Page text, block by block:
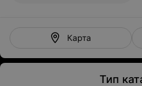
Карта
Тип